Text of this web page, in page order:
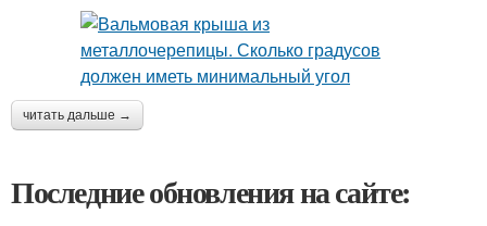
читать дальше →
Последние обновления на сайте: